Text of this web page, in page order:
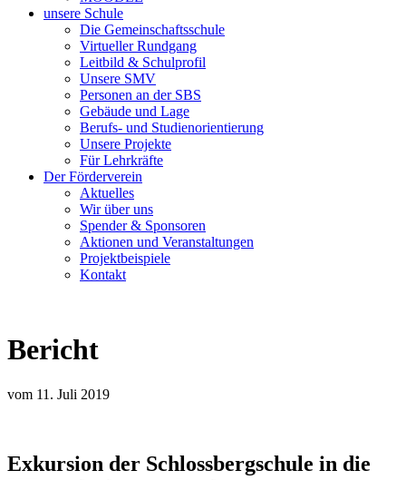
unsere Schule
Die Gemeinschaftsschule
Virtueller Rundgang
Leitbild & Schulprofil
Unsere SMV
Personen an der SBS
Gebäude und Lage
Berufs- und Studienorientierung
Unsere Projekte
Für Lehrkräfte
Der Förderverein
Aktuelles
Wir über uns
Spender & Sponsoren
Aktionen und Veranstaltungen
Projektbeispiele
Kontakt
Bericht
vom 11. Juli 2019
Exkursion der Schlossbergschule in die